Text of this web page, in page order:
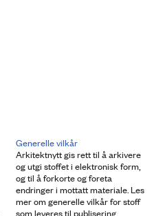
Generelle vilkår
Arkitektnytt gis rett til å arkivere
og utgi stoffet i elektronisk form,
og til å forkorte og foreta
endringer i mottatt materiale. Les
mer om generelle vilkår for stoff
som leveres til publisering.